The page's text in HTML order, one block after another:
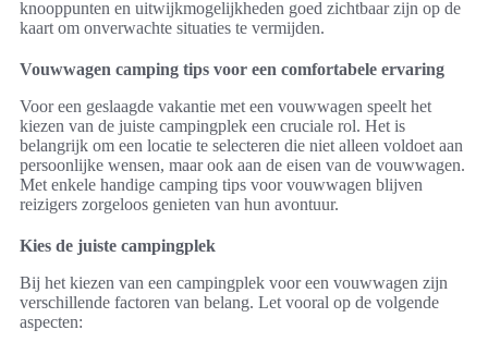
knooppunten en uitwijkmogelijkheden goed zichtbaar zijn op de
kaart om onverwachte situaties te vermijden.
Vouwwagen camping tips voor een comfortabele ervaring
Voor een geslaagde vakantie met een vouwwagen speelt het
kiezen van de juiste campingplek een cruciale rol. Het is
belangrijk om een locatie te selecteren die niet alleen voldoet aan
persoonlijke wensen, maar ook aan de eisen van de vouwwagen.
Met enkele handige camping tips voor vouwwagen blijven
reizigers zorgeloos genieten van hun avontuur.
Kies de juiste campingplek
Bij het kiezen van een campingplek voor een vouwwagen zijn
verschillende factoren van belang. Let vooral op de volgende
aspecten: